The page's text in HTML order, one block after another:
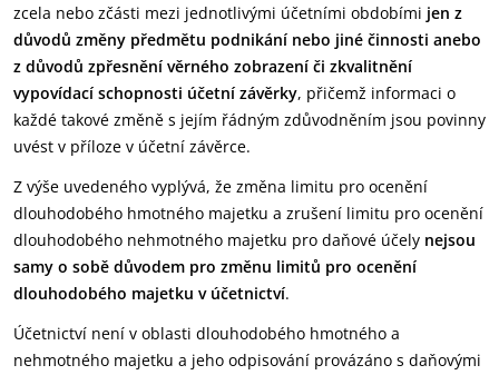
zcela nebo zčásti mezi jednotlivými účetními obdobími jen z
důvodů změny předmětu podnikání nebo jiné činnosti anebo
z důvodů zpřesnění věrného zobrazení či zkvalitnění
vypovídací schopnosti účetní závěrky, přičemž informaci o
každé takové změně s jejím řádným zdůvodněním jsou povinny
uvést v příloze v účetní závěrce.
Z výše uvedeného vyplývá, že změna limitu pro ocenění
dlouhodobého hmotného majetku a zrušení limitu pro ocenění
dlouhodobého nehmotného majetku pro daňové účely nejsou
samy o sobě důvodem pro změnu limitů pro ocenění
dlouhodobého majetku v účetnictví.
Účetnictví není v oblasti dlouhodobého hmotného a
nehmotného majetku a jeho odpisování provázáno s daňovými